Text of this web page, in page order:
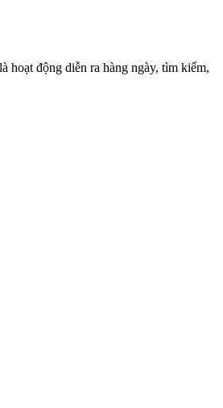
hoạt động diễn ra hàng ngày, tìm kiếm,